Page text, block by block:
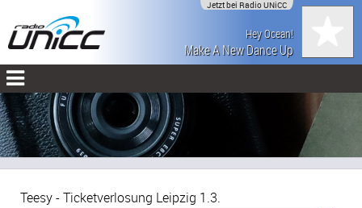
Jetzt bei Radio UNiCC
Hey Ocean!
Make A New Dance Up
Teesy - Ticketverlosung Leipzig 1.3.